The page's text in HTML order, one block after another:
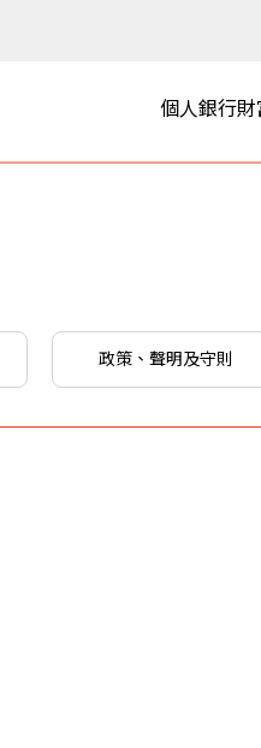
個人銀行財
政策、聲明及守則